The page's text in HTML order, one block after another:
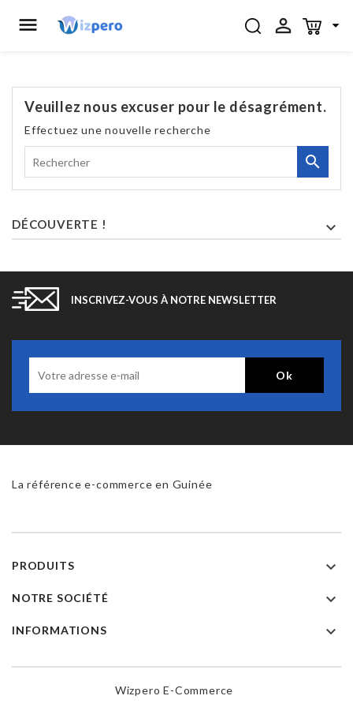
 

Veuillez nous excuser pour le désagrément.
Effectuez une nouvelle recherche

DÉCOUVERTE ! 
INSCRIVEZ-VOUS À NOTRE NEWSLETTER
La référence e-commerce en Guinée
PRODUITS 
NOTRE SOCIÉTÉ 
INFORMATIONS 
Wizpero E-Commerce